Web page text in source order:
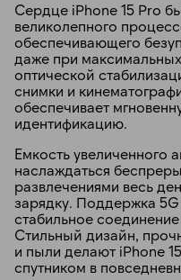
Сердце iPhone 15 Pro
великолепного
обеспечивающего
даже при
оптической
снимки и
обеспечивает
идентификацию.
Емкость увеличенного
наслаждаться
развлечениями весь
зарядку. Поддержка 5G
стабильное
Стильный дизайн,
и пыли делают iPhone
спутником в